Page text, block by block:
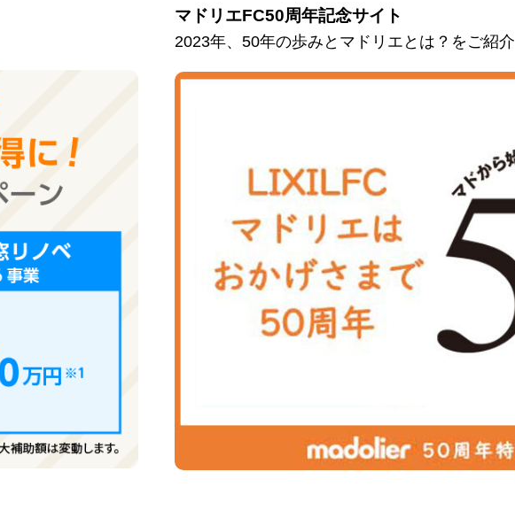
マドリエFC50周年記念サイト
2023年、50年の歩みとマドリエとは？をご紹介